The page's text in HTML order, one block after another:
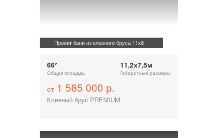
Проект бани из клееного бруса 11х8
66²
Общая площадь
11,2х7,5м
Габаритные размеры
от1 585 000 р.
Клееный брус PREMIUM